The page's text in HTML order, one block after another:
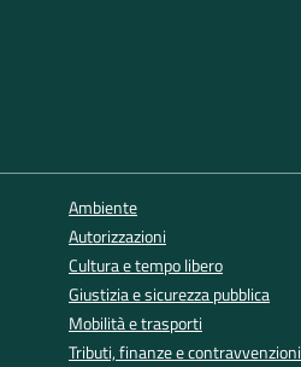
Ambiente
Autorizzazioni
Cultura e tempo libero
Giustizia e sicurezza pubblica
Mobilità e trasporti
Tributi, finanze e contravvenzioni